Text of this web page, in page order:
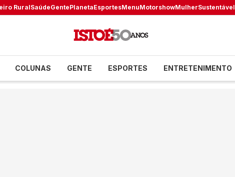
RuralSaúdeGentePlanetaEsportesMenuMotorshowMulherSustentável
COLUNAS GENTE ESPORTES ENTRETENIMENTO